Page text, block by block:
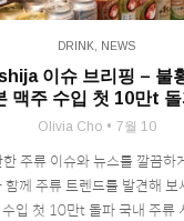
DRINK NEWS
이슈 브리핑 – 불
맥주 수입 첫 10만t
Olivia Cho 7월 10
주류 이슈와 뉴스를 깔끔하
께 주류 트렌드를 발견해
입 첫 10만t 돌파 국내 주류